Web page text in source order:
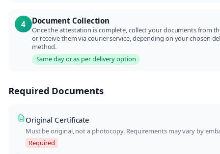
4 Document Collection
Once the attestation is complete, collect your documents from
or receive them via courier service, depending on your chosen
method.
Same day or as per delivery option
Required Documents
Original Certificate
Must be original, not a photocopy. Requirements may vary by
Required